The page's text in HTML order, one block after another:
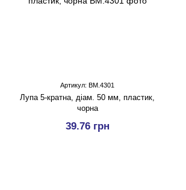
Артикул: BM.4301
Лупа 5-кратна, діам. 50 мм, пластик,
чорна
39.76 грн